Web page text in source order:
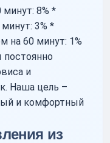
8% *
3% *
на 60 минут: 1%
и
Наша цель –
и комфортный
из